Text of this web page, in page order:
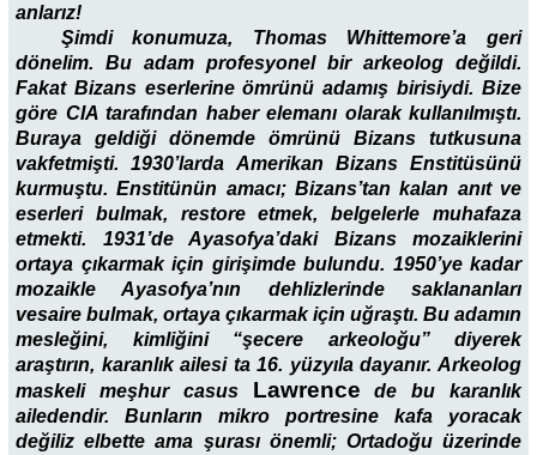
anlarız!
Şimdi konumuza, Thomas Whittemore’a geri
dönelim. Bu adam profesyonel bir arkeolog değildi.
Fakat Bizans eserlerine ömrünü adamış birisiydi. Bize
göre CIA tarafından haber elemanı olarak kullanılmıştı.
Buraya geldiği dönemde ömrünü Bizans tutkusuna
vakfetmişti. 1930’larda Amerikan Bizans Enstitüsünü
kurmuştu. Enstitünün amacı; Bizans’tan kalan anıt ve
eserleri bulmak, restore etmek, belgelerle muhafaza
etmekti. 1931’de Ayasofya’daki Bizans mozaiklerini
ortaya çıkarmak için girişimde bulundu. 1950’ye kadar
mozaikle Ayasofya’nın dehlizlerinde saklananları
vesaire bulmak, ortaya çıkarmak için uğraştı. Bu adamın
mesleğini, kimliğini “şecere arkeoloğu” diyerek
araştırın, karanlık ailesi ta 16. yüzyıla dayanır. Arkeolog
maskeli meşhur casus Lawrence de bu karanlık
ailedendir. Bunların mikro portresine kafa yoracak
değiliz elbette ama şurası önemli; Ortadoğu üzerinde